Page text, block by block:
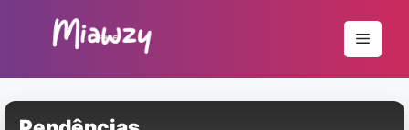
conteúdo
Menu